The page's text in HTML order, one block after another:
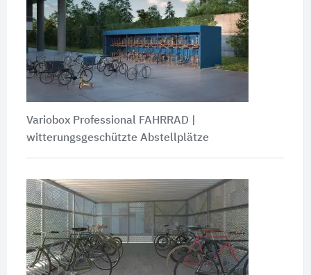
Variobox Professional FAHRRAD |
witterungsgeschützte Abstellplätze